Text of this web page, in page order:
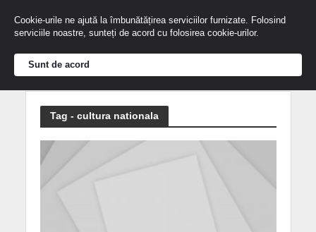
Tag - cultura nationala
Cookie-urile ne ajută la îmbunătățirea serviciilor furnizate. Folosind
serviciile noastre, sunteți de acord cu folosirea cookie-urilor.
Sunt de acord